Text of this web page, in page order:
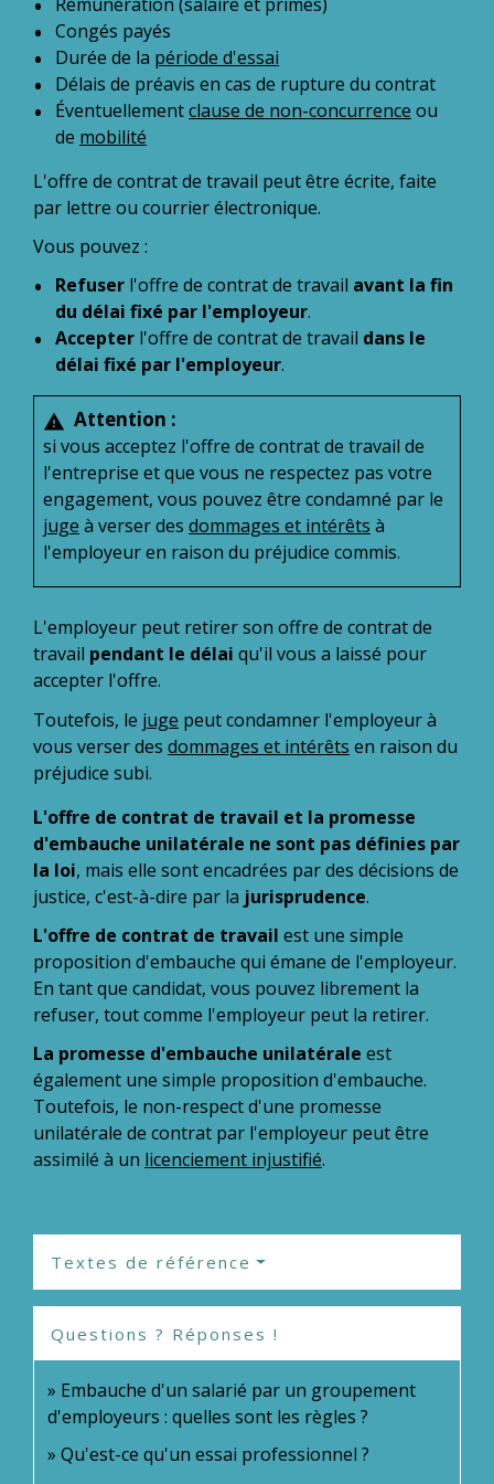
Congés payés
Durée de la période d'essai
Délais de préavis en cas de rupture du contrat
Éventuellementclause de non-concurrence ou
de mobilité
L'offre de contrat de travail peut être écrite, faite
par lettre ou courrier électronique.
Vous pouvez :
Refuser l'offre de contrat de travail avant la fin
du délai fixé par l'employeur.
Accepter l'offre de contrat de travail dans le
délai fixé par l'employeur.
warning Attention :
si vous acceptez l'offre de contrat de travail de
l'entreprise et que vous ne respectez pas votre
engagement, vous pouvez être condamné par le
juge à verser des dommages et intérêts à
l'employeur en raison du préjudice commis.
L'employeur peut retirer son offre de contrat de
travail pendant le délai qu'il vous a laissé pour
accepter l'offre.
Toutefois, le juge peut condamner l'employeur à
vous verser des dommages et intérêts en raison du
préjudice subi.
L'offre de contrat de travail et la promesse
d'embauche unilatérale ne sont pas définies par
la loi, mais elle sont encadrées par des décisions de
justice, c'est-à-dire par la jurisprudence.
L'offre de contrat de travail est une simple
proposition d'embauche qui émane de l'employeur.
En tant que candidat, vous pouvez librement la
refuser, tout comme l'employeur peut la retirer.
La promesse d'embauche unilatérale est
également une simple proposition d'embauche.
Toutefois, le non-respect d'une promesse
unilatérale de contrat par l'employeur peut être
assimilé à un licenciement injustifié.
Textes de référence
Questions ? Réponses !
Embauche d'un salarié par un groupement
d'employeurs : quelles sont les règles ?
Qu'est-ce qu'un essai professionnel ?